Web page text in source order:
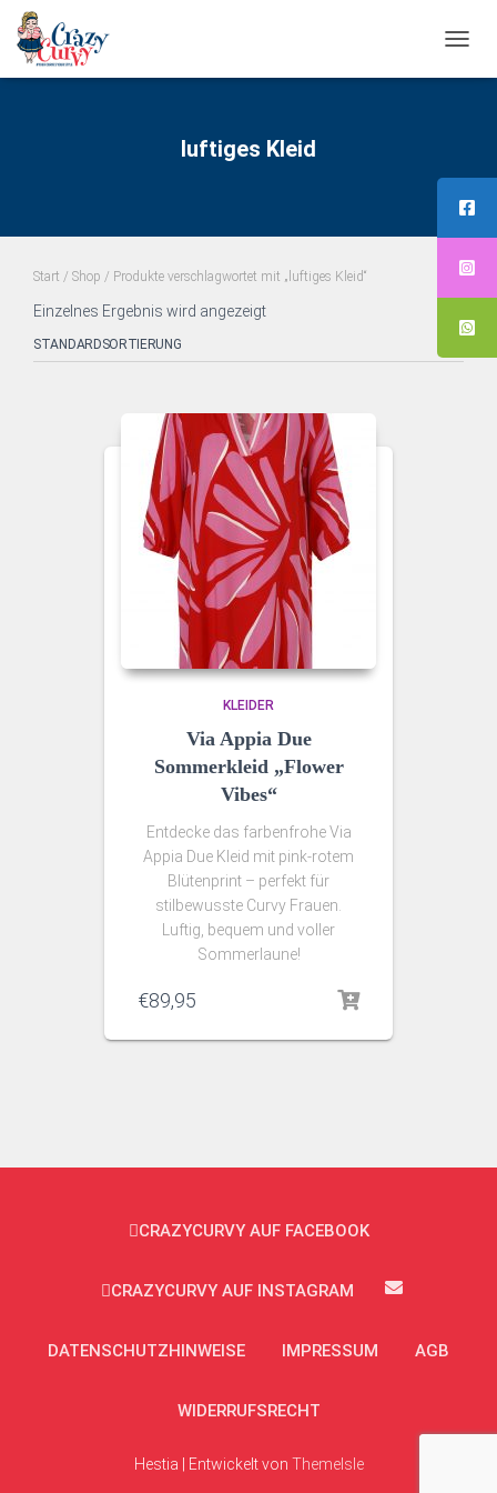
luftiges Kleid
Start / Shop / Produkte verschlagwortet mit „luftiges Kleid“
Einzelnes Ergebnis wird angezeigt
KLEIDER
Via Appia Due
Sommerkleid „Flower
Vibes“
Entdecke das farbenfrohe Via
Appia Due Kleid mit pink-rotem
Blütenprint – perfekt für
stilbewusste Curvy Frauen.
Luftig, bequem und voller
Sommerlaune!
€89,95
CRAZYCURVY AUF FACEBOOK
CRAZYCURVY AUF INSTAGRAM
DATENSCHUTZHINWEISE IMPRESSUM AGB
WIDERRUFSRECHT
Hestia | Entwickelt von ThemeIsle